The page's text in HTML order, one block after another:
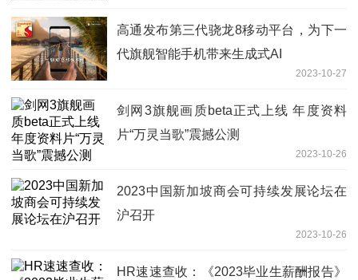
高通发布第三代骁龙8移动平台，为下一
代旗舰智能手机带来生成式AI
2023-10-27
剑网3旗舰画质beta正式上线 年度资料
片“万灵当歌”震撼公测
2023-10-26
2023中国新加坡商会可持续发展论坛在
沪召开
2023-10-26
HR速速查收：《2023毕业生薪酬报告》